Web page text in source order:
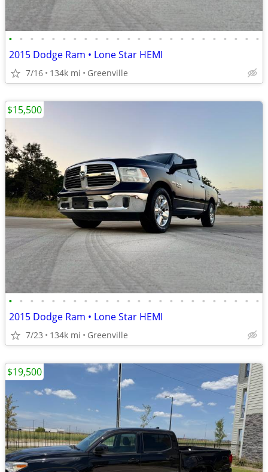
• • • • • • • • • • • • • • • • • • • • • • • •
2015 Dodge Ram • Lone Star HEMI
7/16 134k mi Greenville
• • • • • • • • • • • • • • • • • • • • • • • •
2015 Dodge Ram • Lone Star HEMI
7/23 134k mi Greenville
$15,500
$19,500